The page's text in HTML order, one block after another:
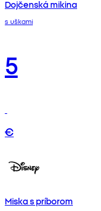
Dojčenská mikina
s uškami
5
€
Miska s príborom